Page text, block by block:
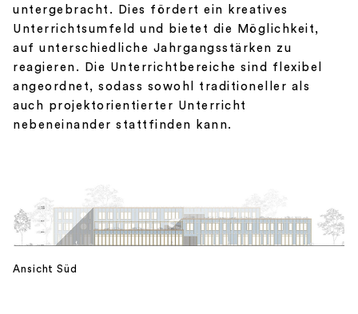
untergebracht. Dies fördert ein kreatives
Unterrichtsumfeld und bietet die Möglichkeit,
auf unterschiedliche Jahrgangsstärken zu
reagieren. Die Unterrichtbereiche sind flexibel
angeordnet, sodass sowohl traditioneller als
auch projektorientierter Unterricht
nebeneinander stattfinden kann.
Ansicht Süd